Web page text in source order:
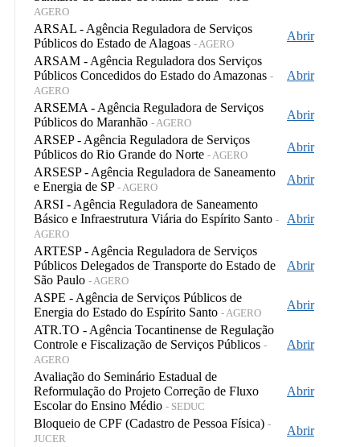
AGERO
ARSAL - Agência Reguladora de Serviços
Públicos do Estado de Alagoas - AGERO
Abrir
ARSAM - Agência Reguladora dos Serviços
Públicos Concedidos do Estado do Amazonas -
AGERO
Abrir
ARSEMA - Agência Reguladora de Serviços
Públicos do Maranhão - AGERO
Abrir
ARSEP - Agência Reguladora de Serviços
Públicos do Rio Grande do Norte - AGERO
Abrir
ARSESP - Agência Reguladora de Saneamento
e Energia de SP - AGERO
Abrir
ARSI - Agência Reguladora de Saneamento
Básico e Infraestrutura Viária do Espírito Santo -
AGERO
Abrir
ARTESP - Agência Reguladora de Serviços
Públicos Delegados de Transporte do Estado de
São Paulo - AGERO
Abrir
ASPE - Agência de Serviços Públicos de
Energia do Estado do Espírito Santo - AGERO
Abrir
ATR.TO - Agência Tocantinense de Regulação
Controle e Fiscalização de Serviços Públicos -
AGERO
Abrir
Avaliação do Seminário Estadual de
Reformulação do Projeto Correção de Fluxo
Escolar do Ensino Médio - SEDUC
Abrir
Bloqueio de CPF (Cadastro de Pessoa Física) -
JUCER
Abrir